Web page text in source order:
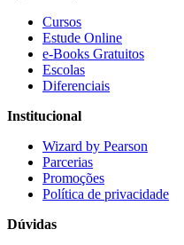
Cursos
Estude Online
e-Books Gratuitos
Escolas
Diferenciais
Institucional
Wizard by Pearson
Parcerias
Promoções
Política de privacidade
Dúvidas